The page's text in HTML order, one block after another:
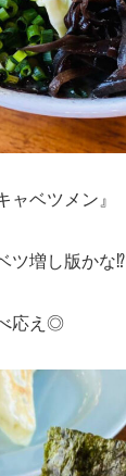
ャベツメン』
ツ増し版かな⁉︎
応え◎